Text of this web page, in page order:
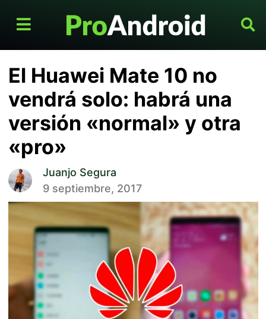
El Huawei Mate 10 no
vendrá solo: habrá una
versión «normal» y otra
«pro»
Juanjo Segura
9 septiembre, 2017